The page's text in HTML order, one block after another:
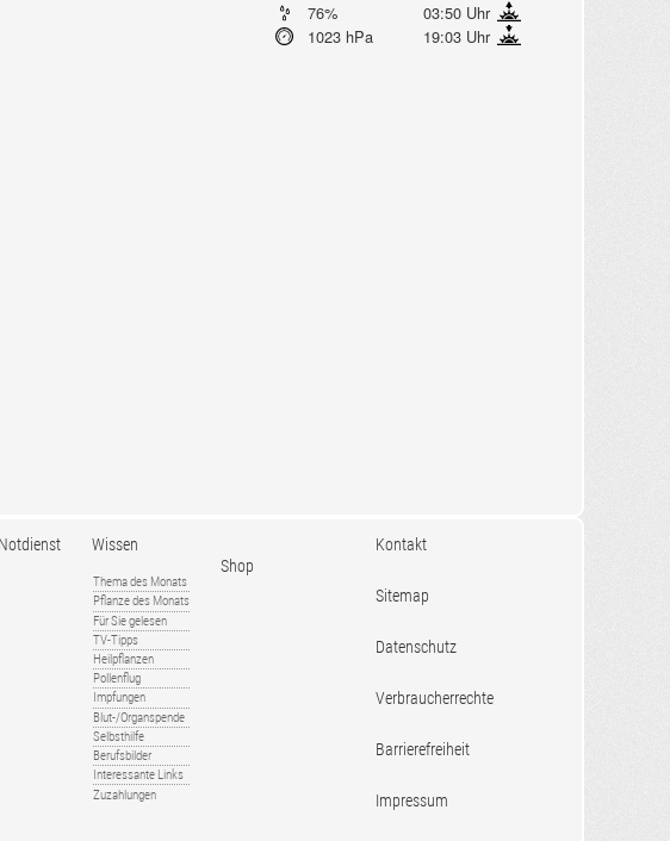
76%
03:50 Uhr
1023 hPa
19:03 Uhr
Notdienst Wissen
Thema des Monats
Pflanze des Monats
Für Sie gelesen
TV-Tipps
Heilpflanzen
Pollenflug
Impfungen
Blut-/Organspende
Selbsthilfe
Berufsbilder
Interessante Links
Zuzahlungen
Shop
Kontakt
Sitemap
Datenschutz
Verbraucherrechte
Barrierefreiheit
Impressum